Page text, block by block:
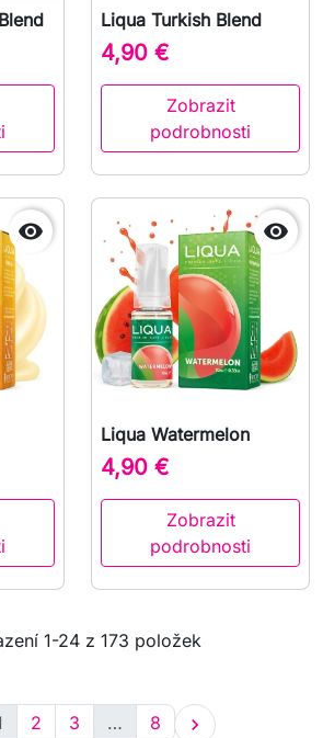
Liqua Turkish Blend
4,90 €
Zobrazit
podrobnosti
 
Liqua Watermelon
4,90 €
Zobrazit
podrobnosti
1-24 z 173 položek
2 3 … 8 